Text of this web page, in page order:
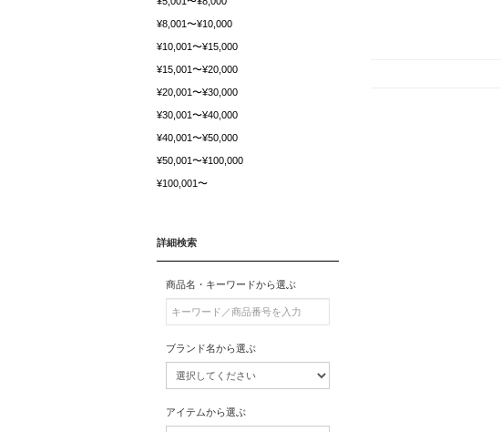
¥8,001〜¥10,000
¥10,001〜¥15,000
¥15,001〜¥20,000
¥20,001〜¥30,000
¥30,001〜¥40,000
¥40,001〜¥50,000
¥50,001〜¥100,000
¥100,001〜
詳細検索
商品名・キーワードから選ぶ
ブランド名から選ぶ
アイテムから選ぶ